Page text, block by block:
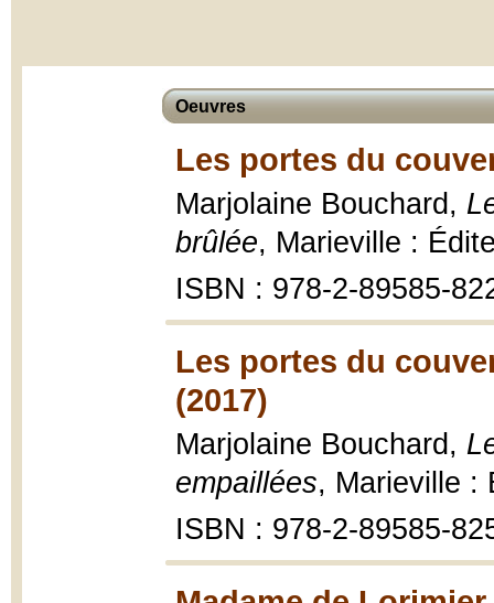
Oeuvres
Les portes du
Marjolaine Bouchard,
brûlée, Marieville :
ISBN : 978-2-89585-
Les portes du
(2017)
Marjolaine Bouchard,
empaillées, Marieville :
ISBN : 978-2-89585-